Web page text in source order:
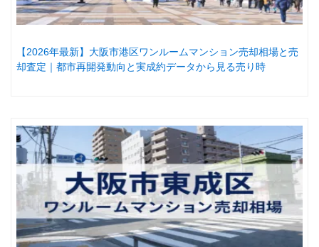
【2026年最新】大阪市港区ワンルームマンション売却相場と売
却査定｜都市再開発動向と実成約データから見る売り時